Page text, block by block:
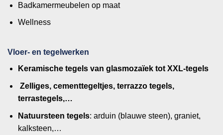
Badkamermeubelen op maat
Wellness
Vloer- en tegelwerken
Keramische tegels van glasmozaïek tot XXL-tegels
Zelliges, cementtegeltjes, terrazzo tegels,
terrastegels,…
Natuursteen tegels: arduin (blauwe steen), graniet,
kalksteen,…